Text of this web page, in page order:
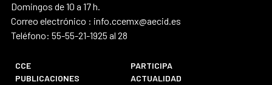
Domingos de 10 a 17 h.
Correo electrónico : info.ccemx@aecid.es
Teléfono: 55-55-21-1925 al 28
CCE
PARTICIPA
PUBLICACIONES
ACTUALIDAD